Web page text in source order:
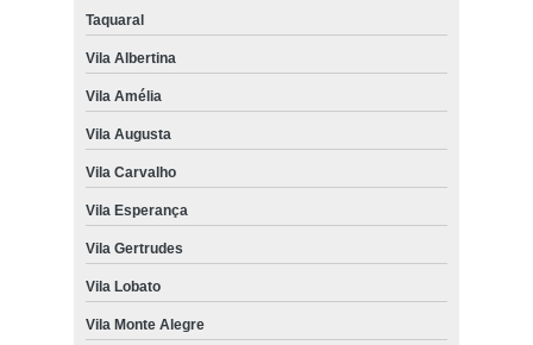
Taquaral
Vila Albertina
Vila Amélia
Vila Augusta
Vila Carvalho
Vila Esperança
Vila Gertrudes
Vila Lobato
Vila Monte Alegre